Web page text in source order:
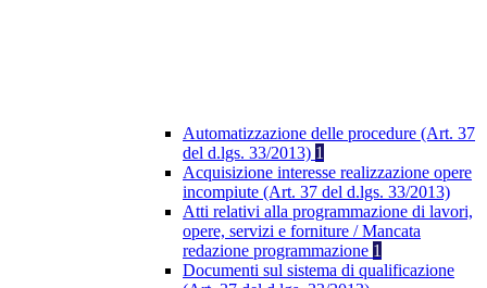
Automatizzazione delle procedure (Art. 37
del d.lgs. 33/2013) 1
Acquisizione interesse realizzazione opere
incompiute (Art. 37 del d.lgs. 33/2013)
Atti relativi alla programmazione di lavori,
opere, servizi e forniture / Mancata
redazione programmazione 1
Documenti sul sistema di qualificazione